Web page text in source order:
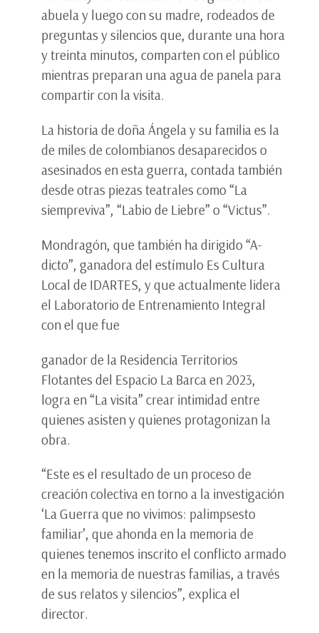
abuela y luego con su madre, rodeados de
preguntas y silencios que, durante una hora
y treinta minutos, comparten con el público
mientras preparan una agua de panela para
compartir con la visita.
La historia de doña Ángela y su familia es la
de miles de colombianos desaparecidos o
asesinados en esta guerra, contada también
desde otras piezas teatrales como “La
siempreviva”, “Labio de Liebre” o “Victus”.
Mondragón, que también ha dirigido “A-
dicto”, ganadora del estímulo Es Cultura
Local de IDARTES, y que actualmente lidera
el Laboratorio de Entrenamiento Integral
con el que fue
ganador de la Residencia Territorios
Flotantes del Espacio La Barca en 2023,
logra en “La visita” crear intimidad entre
quienes asisten y quienes protagonizan la
obra.
“Este es el resultado de un proceso de
creación colectiva en torno a la investigación
‘La Guerra que no vivimos: palimpsesto
familiar’, que ahonda en la memoria de
quienes tenemos inscrito el conflicto armado
en la memoria de nuestras familias, a través
de sus relatos y silencios”, explica el
director.